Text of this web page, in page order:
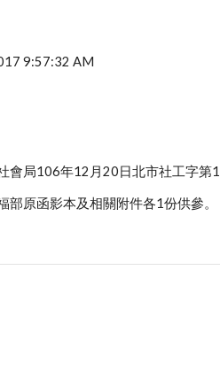
9:57:32 AM
會局106年12月20日北市社工字第
部原函影本及相關附件各1份供參。